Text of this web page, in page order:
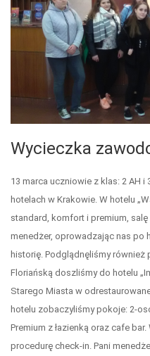
Wycieczka
13 marca uczniowie z klas: 2 AH
hotelach w Krakowie. W hotelu
standard, komfort i premium,
menedżer, oprowadzając nas po
historię. Podglądnęliśmy również
Floriańską doszliśmy do hotelu
Starego Miasta w
hotelu zobaczyliśmy pokoje: 2-
Premium z łazienką oraz cafe
procedurę check-in. Pani